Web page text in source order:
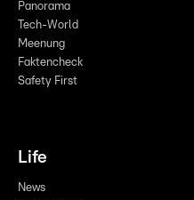
Panorama
Tech-World
Meenung
Faktencheck
Safety First
Life
News